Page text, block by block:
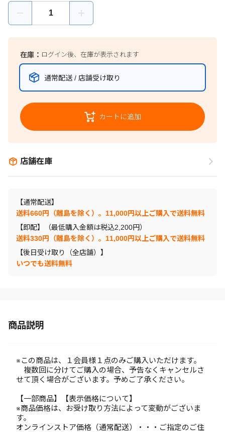
在庫： ログイン後、在庫が表示されます
通常配送 / 店舗受け取り
カートに追加
店舗在庫
【通常配送】
送料660円（離島を除く）。11,000円以上ご購入で送料無料
【即配】（最低購入金額は税込2,200円）
送料330円（離島を除く）。11,000円以上ご購入で送料無料
【後日受け取り（全店舗）】
いつでも送料無料
商品説明
※この商品は、１会員様１点のみご購入いただけます。
複数回に分けてご購入の場合、予告なくキャンセルさ
せて頂く場合がございます。予めご了承ください。
【一部商品】【表示価格について】
※商品価格は、お受け取り方法によって変動がございま
す。
オンラインストア価格（通常配送）・・・ご指定のご住